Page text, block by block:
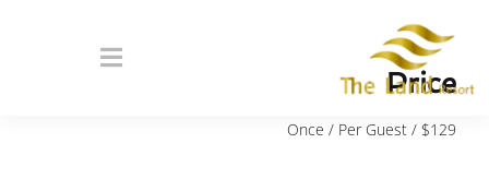
Price
$129
/ Once / Per Guest